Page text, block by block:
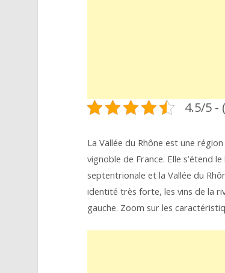
4.5/5 -
La Vallée du Rhône est une
vignoble de France. Elle s’étend
septentrionale et la Vallée du
identité très forte, les vins de la
gauche. Zoom sur les